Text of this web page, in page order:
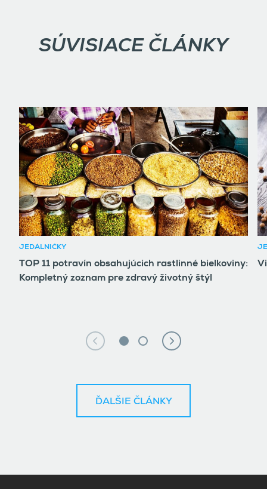
SÚVISIACE ČLÁNKY
JEDÁLNIČKY
TOP 11 potravín obsahujúcich rastlinné bielkoviny:
Kompletný zoznam pre zdravý životný štýl
ĎALŠIE ČLÁNKY